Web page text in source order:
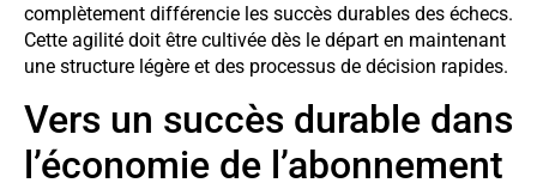
complètement différencie les succès durables des échecs.
Cette agilité doit être cultivée dès le départ en maintenant
une structure légère et des processus de décision rapides.
Vers un succès durable dans
l’économie de l’abonnement